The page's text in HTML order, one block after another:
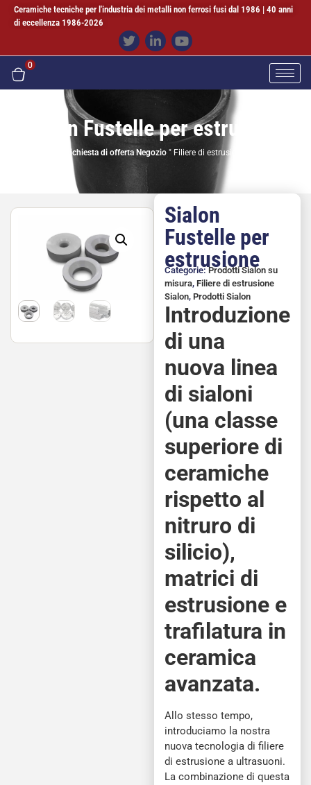
Ceramiche tecniche per l'industria dei metalli non ferrosi fusi dal 1986 | 40 anni
di eccellenza 1986-2026
0
Sialon Fustelle per estrusione
Richiesta di offerta Negozio " Filiere di estrusione Sialon
Sialon
Fustelle per
estrusione
Categorie:Prodotti Sialon su
misura, Filiere di estrusione
Sialon, Prodotti Sialon
Introduzione
di una
nuova linea
di sialoni
(una classe
superiore di
ceramiche
rispetto al
nitruro di
silicio),
matrici di
estrusione e
trafilatura in
ceramica
avanzata.
Allo stesso tempo,
introduciamo la nostra
nuova tecnologia di filiere
di estrusione a ultrasuoni.
La combinazione di questa